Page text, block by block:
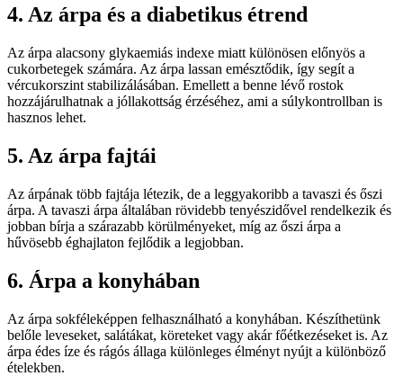
4. Az árpa és a diabetikus étrend
Az árpa alacsony glykaemiás indexe miatt különösen előnyös a
cukorbetegek számára. Az árpa lassan emésztődik, így segít a
vércukorszint stabilizálásában. Emellett a benne lévő rostok
hozzájárulhatnak a jóllakottság érzéséhez, ami a súlykontrollban is
hasznos lehet.
5. Az árpa fajtái
Az árpának több fajtája létezik, de a leggyakoribb a tavaszi és őszi
árpa. A tavaszi árpa általában rövidebb tenyészidővel rendelkezik és
jobban bírja a szárazabb körülményeket, míg az őszi árpa a
hűvösebb éghajlaton fejlődik a legjobban.
6. Árpa a konyhában
Az árpa sokféleképpen felhasználható a konyhában. Készíthetünk
belőle leveseket, salátákat, köreteket vagy akár főétkezéseket is. Az
árpa édes íze és rágós állaga különleges élményt nyújt a különböző
ételekben.